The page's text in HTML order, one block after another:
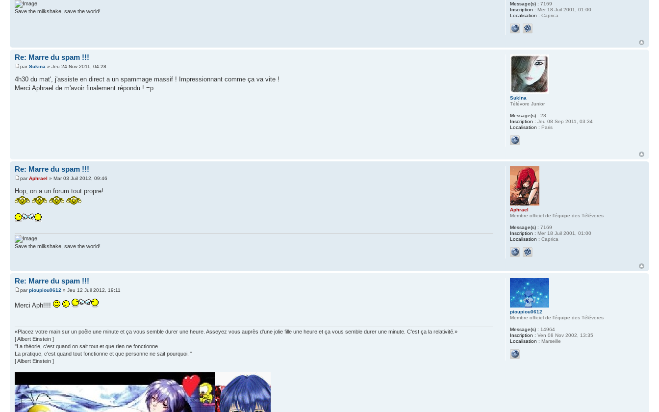
Save the milkshake, save the world!
Message(s) : 7169
Inscription : Mer 18 Juil 2001, 01:00
Localisation : Caprica
Re: Marre du spam !!!
parSukina » Jeu 24 Nov 2011, 04:28
4h30 du mat', j'assiste en direct a un spammage massif ! Impressionnant comme ça va vite !
Merci Aphrael de m'avoir finalement répondu ! =p
Sukina
Télévore Junior
Message(s) : 28
Inscription : Jeu 08 Sep 2011, 03:34
Localisation : Paris
Re: Marre du spam !!!
parAphrael » Mar 03 Juil 2012, 09:46
Hop, on a un forum tout propre!
Save the milkshake, save the world!
Aphrael
Membre officiel de l'équipe des Télévores
Message(s) : 7169
Inscription : Mer 18 Juil 2001, 01:00
Localisation : Caprica
Re: Marre du spam !!!
parpioupiou0612 » Jeu 12 Juil 2012, 19:11
Merci Aph!!!!
«Placez votre main sur un poêle une minute et ça vous semble durer une heure. Asseyez vous auprès d'une jolie fille une heure et ça vous semble durer une minute. C'est ça la relativité.»
[ Albert Einstein ]
"La théorie, c'est quand on sait tout et que rien ne fonctionne.
La pratique, c'est quand tout fonctionne et que personne ne sait pourquoi. "
[ Albert Einstein ]
pioupiou0612
Membre officiel de l'équipe des Télévores
Message(s) : 14964
Inscription : Ven 08 Nov 2002, 13:35
Localisation : Marseille